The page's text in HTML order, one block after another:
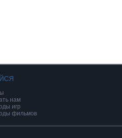
нам
игр
фильмов